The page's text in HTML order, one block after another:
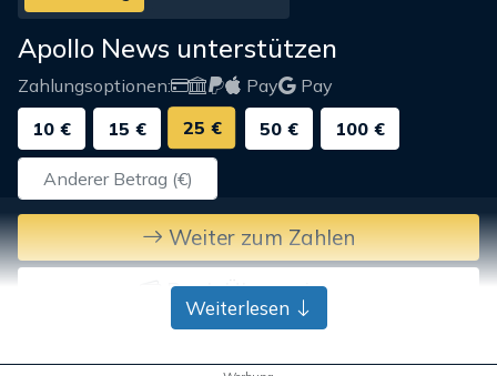
Apollo News unterstützen
Zahlungsoptionen: Pay
Pay
10 €
15 € 25 € 50 € 100 €
Weiter zum Zahlen
Bank-Überweisung
Weiterlesen